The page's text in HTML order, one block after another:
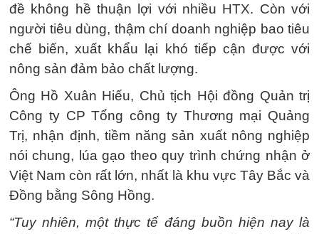
đề không hề thuận lợi với nhiều HTX. Còn với
người tiêu dùng, thậm chí doanh nghiệp bao tiêu
chế biến, xuất khẩu lại khó tiếp cận được với
nông sản đảm bảo chất lượng.
Ông Hồ Xuân Hiếu, Chủ tịch Hội đồng Quản trị
Công ty CP Tổng công ty Thương mại Quảng
Trị, nhận định, tiềm năng sản xuất nông nghiệp
nói chung, lúa gạo theo quy trình chứng nhận ở
Việt Nam còn rất lớn, nhất là khu vực Tây Bắc và
Đồng bằng Sông Hồng.
“Tuy nhiên, một thực tế đáng buồn hiện nay là